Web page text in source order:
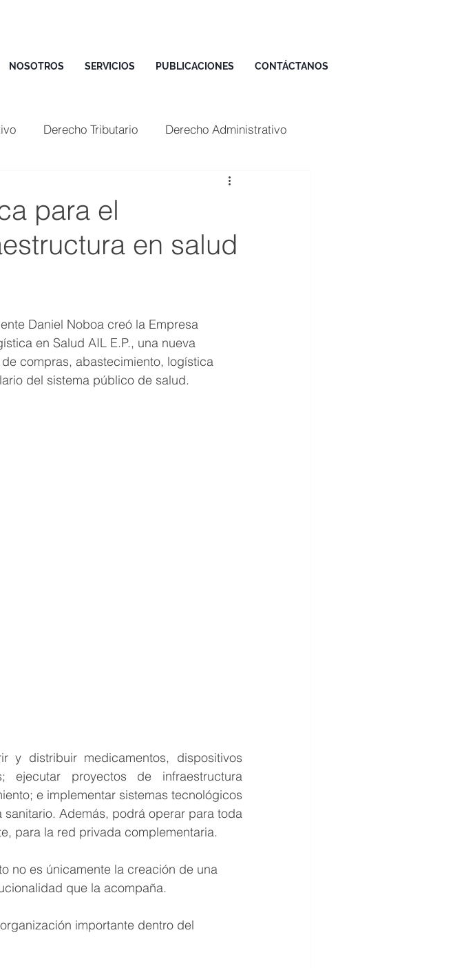
NOSOTROS SERVICIOS PUBLICACIONES CONTÁCTANOS
Derecho Tributario Derecho Administrativo
para el
en salud
Daniel Noboa creó la Empresa
en Salud AIL E.P., una nueva
compras, abastecimiento, logística
del sistema público de salud.
y distribuir medicamentos, dispositivos
ejecutar proyectos de infraestructura
e implementar sistemas tecnológicos
Además, podrá operar para toda
para la red privada complementaria.
no es únicamente la creación de una
que la acompaña.
importante dentro del